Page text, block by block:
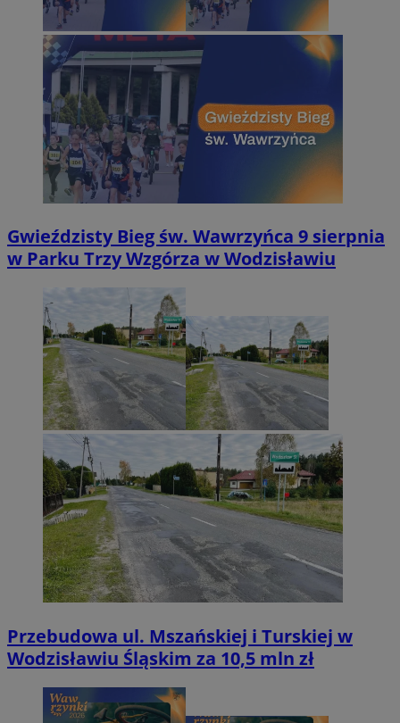
Gwieździsty Bieg św. Wawrzyńca 9 sierpnia
w Parku Trzy Wzgórza w Wodzisławiu
Przebudowa ul. Mszańskiej i Turskiej w
Wodzisławiu Śląskim za 10,5 mln zł